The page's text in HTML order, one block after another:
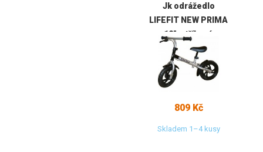
Jk odrážedlo
LIFEFIT NEW PRIMA
12", stříbrné
809 Kč
Skladem 1–4 kusy